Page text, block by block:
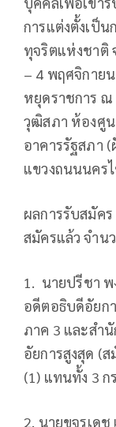
การแต่งตั้งเป็
ทุจริตแห่งชาติ
– 4 พฤศจิกายน
หยุดราชการ ณ
วุฒิสภา ห้องศูน
อาคารรัฐสภา
แขวงถนนนคร
ผลการรับสมัค
สมัครแล้ว จำน
1. นายปรีชา พ
อดีตอธิบดีอัยก
ภาค 3 และสำ
อัยการสูงสุด (
(1) แทนทั้ง 3
2. นายขจรเด